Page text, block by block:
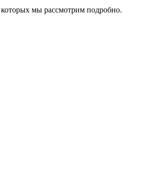
мы рассмотрим подробно.